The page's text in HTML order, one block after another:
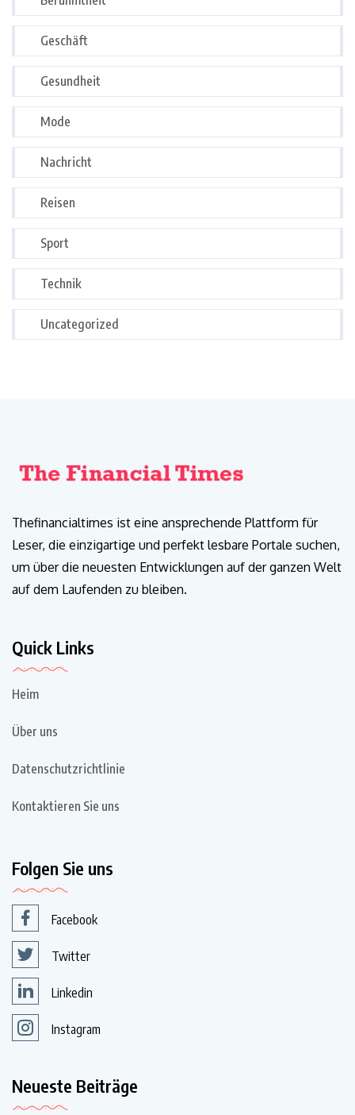
Geschäft
Gesundheit
Mode
Nachricht
Reisen
Sport
Technik
Uncategorized
Thefinancialtimes ist eine ansprechende Plattform für
Leser, die einzigartige und perfekt lesbare Portale suchen,
um über die neuesten Entwicklungen auf der ganzen Welt
auf dem Laufenden zu bleiben.
Quick Links
Heim
Über uns
Datenschutzrichtlinie
Kontaktieren Sie uns
Folgen Sie uns
Facebook
Twitter
Linkedin
Instagram
Neueste Beiträge